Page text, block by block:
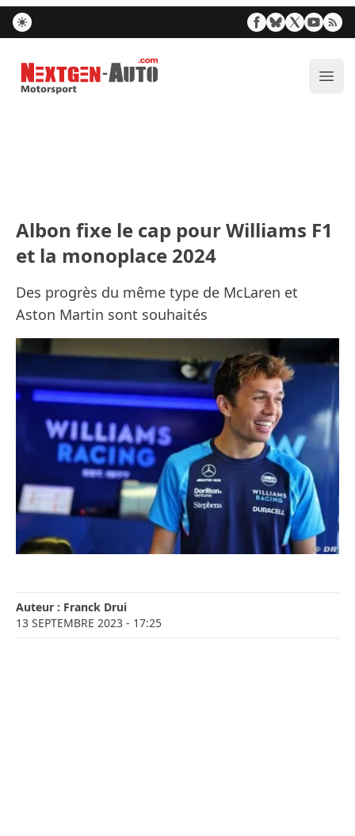
Nextgen-Auto.com
Albon fixe le cap pour Williams F1
et la monoplace 2024
Des progrès du même type de McLaren et
Aston Martin sont souhaités
Auteur : Franck Drui
13 SEPTEMBRE 2023 - 17:25